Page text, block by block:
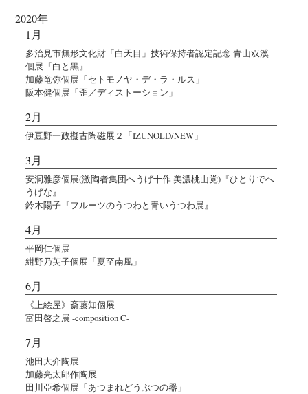
2020年
1月
多治見市無形文化財「白天目」技術保持者認定記念 青山双溪
個展『白と黒』
加藤竜弥個展「セトモノヤ・デ・ラ・ルス」
阪本健個展「歪／ディストーション」
2月
伊豆野一政擬古陶磁展２「IZUNOLD/NEW」
3月
安洞雅彦個展(激陶者集団へうげ十作 美濃桃山党)『ひとりでへ
うげな』
鈴木陽子『フルーツのうつわと青いうつわ展』
4月
平岡仁個展
紺野乃芙子個展「夏至南風」
6月
《上絵屋》斎藤知個展
富田啓之展 -composition C-
7月
池田大介陶展
加藤亮太郎作陶展
田川亞希個展「あつまれどうぶつの器」